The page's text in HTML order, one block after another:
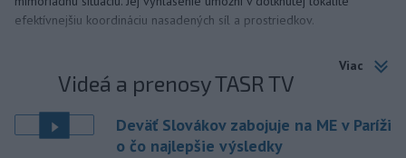
efektívnejšiu koordináciu nasadených síl a prostriedkov.
Viac
Videá a prenosy TASR TV
Deväť Slovákov zabojuje na ME v Paríži
o čo najlepšie výsledky